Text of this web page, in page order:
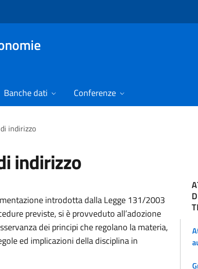
Banche dati Conferenze
indirizzo
indirizzo
introdotta dalla Legge 131/2003
previste, si è provveduto all’adozione
dei principi che regolano la materia,
ed implicazioni della disciplina in